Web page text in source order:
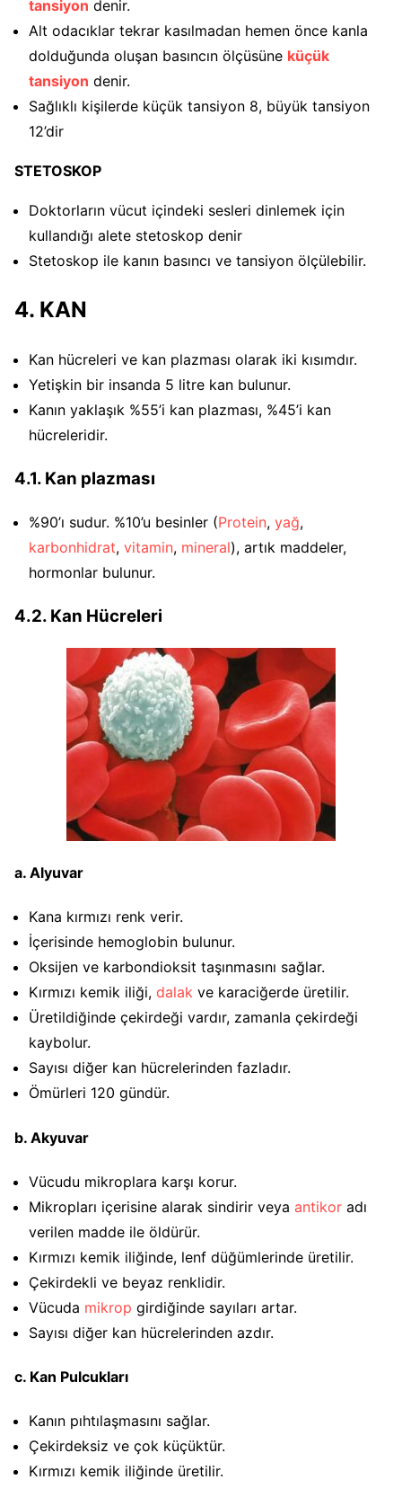
tansiyon denir.
Alt odacıklar tekrar kasılmadan hemen önce kanla
dolduğunda oluşan basıncın ölçüsüne küçük
tansiyon denir.
Sağlıklı kişilerde küçük tansiyon 8, büyük tansiyon
12’dir
STETOSKOP
Doktorların vücut içindeki sesleri dinlemek için
kullandığı alete stetoskop denir
Stetoskop ile kanın basıncı ve tansiyon ölçülebilir.
4. KAN
Kan hücreleri ve kan plazması olarak iki kısımdır.
Yetişkin bir insanda 5 litre kan bulunur.
Kanın yaklaşık %55’i kan plazması, %45’i kan
hücreleridir.
4.1. Kan plazması
%90’ı sudur. %10’u besinler (Protein, yağ,
karbonhidrat, vitamin, mineral), artık maddeler,
hormonlar bulunur.
4.2. Kan Hücreleri
a. Alyuvar
Kana kırmızı renk verir.
İçerisinde hemoglobin bulunur.
Oksijen ve karbondioksit taşınmasını sağlar.
Kırmızı kemik iliği, dalak ve karaciğerde üretilir.
Üretildiğinde çekirdeği vardır, zamanla çekirdeği
kaybolur.
Sayısı diğer kan hücrelerinden fazladır.
Ömürleri 120 gündür.
b. Akyuvar
Vücudu mikroplara karşı korur.
Mikropları içerisine alarak sindirir veya antikor adı
verilen madde ile öldürür.
Kırmızı kemik iliğinde, lenf düğümlerinde üretilir.
Çekirdekli ve beyaz renklidir.
Vücuda mikrop girdiğinde sayıları artar.
Sayısı diğer kan hücrelerinden azdır.
c. Kan Pulcukları
Kanın pıhtılaşmasını sağlar.
Çekirdeksiz ve çok küçüktür.
Kırmızı kemik iliğinde üretilir.